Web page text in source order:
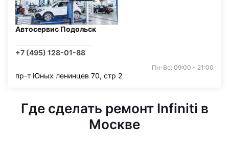
Автосервис Подольск
+7 (495) 128-01-88
Пн-Вс: 09:00 - 21:00
пр-т Юных ленинцев 70, стр 2
Где сделать ремонт Infiniti в
Москве